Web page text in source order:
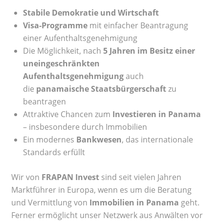
Stabile Demokratie und Wirtschaft
Visa-Programme mit einfacher Beantragung
einer Aufenthaltsgenehmigung
Die Möglichkeit, nach 5 Jahren im Besitz einer
uneingeschränkten
Aufenthaltsgenehmigungauch
die panamaische Staatsbürgerschaftzu
beantragen
Attraktive Chancen zum Investieren in Panama
– insbesondere durch Immobilien
Ein modernes Bankwesen, das internationale
Standards erfüllt
Wir von FRAPAN Invest sind seit vielen Jahren
Marktführer in Europa, wenn es um die Beratung
und Vermittlung von Immobilien in Panama geht.
Ferner ermöglicht unser Netzwerk aus Anwälten vor